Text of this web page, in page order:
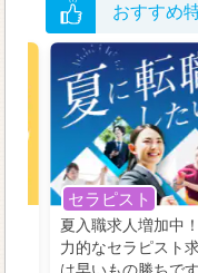
おすすめ
セラピスト
夏入職求人増加中
力的なセラピスト
は早いもの勝ちです